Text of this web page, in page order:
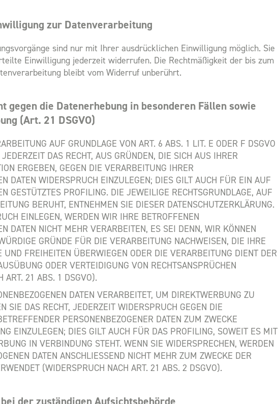
zur Datenverarbeitung
sind nur mit Ihrer ausdrücklichen Einwilligung möglich. Sie
Einwilligung jederzeit widerrufen. Die Rechtmäßigkeit der bis zum
bleibt vom Widerruf unberührt.
gegen die Datenerhebung in besonderen Fällen sowie
(Art. 21 DSGVO)
AUF GRUNDLAGE VON ART. 6 ABS. 1 LIT. E ODER F DSGVO
DAS RECHT, AUS GRÜNDEN, DIE SICH AUS IHRER
ERGEBEN, GEGEN DIE VERARBEITUNG IHRER
DATEN WIDERSPRUCH EINZULEGEN; DIES GILT AUCH FÜR EIN AUF
GESTÜTZTES PROFILING. DIE JEWEILIGE RECHTSGRUNDLAGE, AUF
BERUHT, ENTNEHMEN SIE DIESER DATENSCHUTZERKLÄRUNG.
EINLEGEN, WERDEN WIR IHRE BETROFFENEN
DATEN NICHT MEHR VERARBEITEN, ES SEI DENN, WIR KÖNNEN
GRÜNDE FÜR DIE VERARBEITUNG NACHWEISEN, DIE IHRE
UND FREIHEITEN ÜBERWIEGEN ODER DIE VERARBEITUNG DIENT DER
ODER VERTEIDIGUNG VON RECHTSANSPRÜCHEN
ART. 21 ABS. 1 DSGVO).
DATEN VERARBEITET, UM DIREKTWERBUNG ZU
SIE DAS RECHT, JEDERZEIT WIDERSPRUCH GEGEN DIE
PERSONENBEZOGENER DATEN ZUM ZWECKE
EINZULEGEN; DIES GILT AUCH FÜR DAS PROFILING, SOWEIT ES MIT
IN VERBINDUNG STEHT. WENN SIE WIDERSPRECHEN, WERDEN
DATEN ANSCHLIESSEND NICHT MEHR ZUM ZWECKE DER
(WIDERSPRUCH NACH ART. 21 ABS. 2 DSGVO).